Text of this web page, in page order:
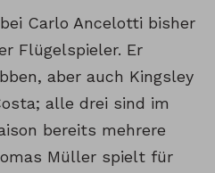
Carlo Ancelotti bisher
Flügelspieler. Er
aber auch Kingsley
alle drei sind im
bereits mehrere
Müller spielt für